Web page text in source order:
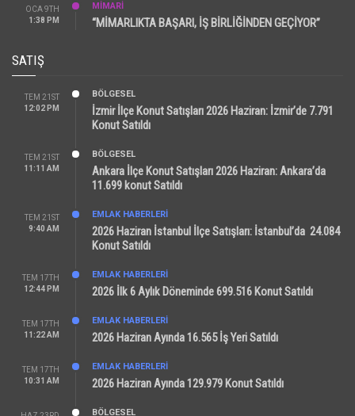
OCA 9TH
1:38 PM
MİMARİ
“MİMARLIKTA BAŞARI, İŞ BİRLİĞİNDEN GEÇİYOR”
SATIŞ
TEM 21ST
12:02 PM
BÖLGESEL
İzmir İlçe Konut Satışları 2026 Haziran: İzmir’de 7.791
Konut Satıldı
TEM 21ST
11:11 AM
BÖLGESEL
Ankara İlçe Konut Satışları 2026 Haziran: Ankara’da
11.699 konut Satıldı
TEM 21ST
9:40 AM
EMLAK HABERLERI
2026 Haziran İstanbul İlçe Satışları: İstanbul’da 24.084
Konut Satıldı
TEM 17TH
12:44 PM
EMLAK HABERLERI
2026 İlk 6 Aylık Döneminde 699.516 Konut Satıldı
TEM 17TH
11:22 AM
EMLAK HABERLERI
2026 Haziran Ayında 16.565 İş Yeri Satıldı
TEM 17TH
10:31 AM
EMLAK HABERLERI
2026 Haziran Ayında 129.979 Konut Satıldı
BÖLGESEL